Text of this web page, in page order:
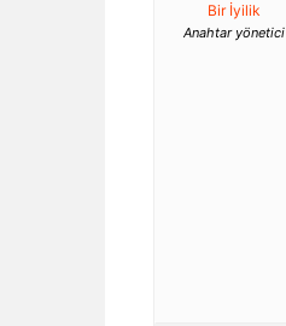
Bir İyilik
Anahtar yönetici